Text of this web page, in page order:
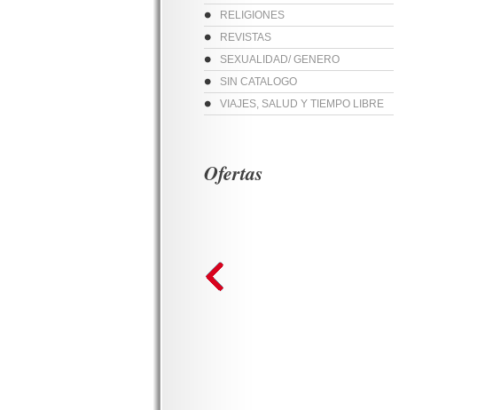
RELIGIONES
REVISTAS
SEXUALIDAD/ GENERO
SIN CATALOGO
VIAJES, SALUD Y TIEMPO LIBRE
Ofertas